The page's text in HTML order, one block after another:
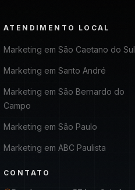
ATENDIMENTO LOCAL
Marketing em São Caetano do Sul
Marketing em Santo André
Marketing em São Bernardo do
Campo
Marketing em São Paulo
Marketing em ABC Paulista
CONTATO